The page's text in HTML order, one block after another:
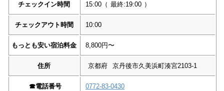
チェックイン時間 15:00 （ 最終:19:00 ）
チェックアウト時間 10:00
もっとも安い宿泊料金 8,800円〜
住所 京都府 京丹後市久美浜町湊宮2103-1
☎︎電話番号 0772-83-0430